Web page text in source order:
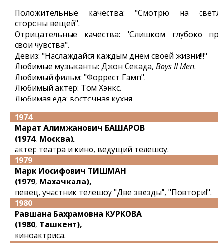
Положительные качества: "Смотрю на
стороны вещей".
Отрицательные качества: "Слишком глубоко
свои чувства".
Девиз: "Наслаждайся каждым днем своей жизни!!!"
Любимые музыканты: Джон Секада, Boys II Men.
Любимый фильм: "Форрест Гамп".
Любимый актер: Том Хэнкс.
Любимая еда: восточная кухня.
1974
Марат Алимжанович БАШАРОВ
(1974, Москва),
актер театра и кино, ведущий телешоу.
1979
Марк Иосифович ТИШМАН
(1979, Махачкала),
певец, участник телешоу "Две звезды", "Повтори!".
1980
Равшана Бахрамовна КУРКОВА
(1980, Ташкент),
киноактриса.